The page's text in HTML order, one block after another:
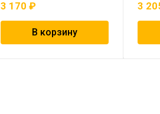
3 170₽
В корзину
3